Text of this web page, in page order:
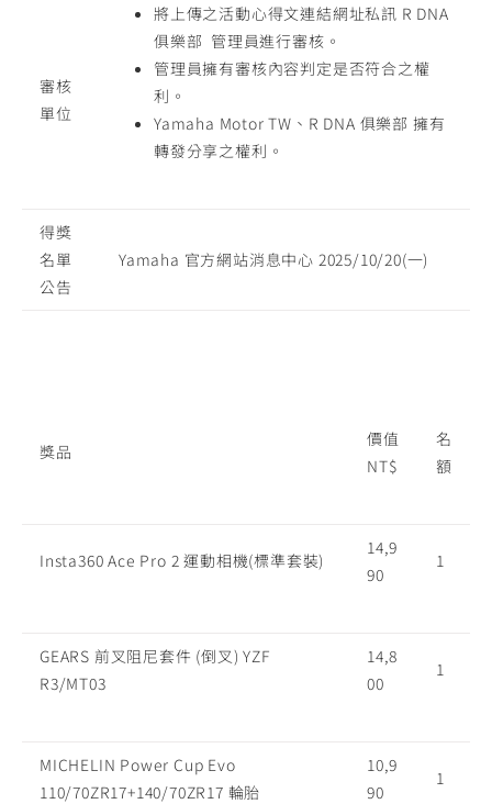
審核
單位
將上傳之活動心得文連結網址私訊 R DNA
俱樂部 管理員進行審核。
管理員擁有審核內容判定是否符合之權
利。
Yamaha Motor TW、R DNA 俱樂部 擁有
轉發分享之權利。
得獎
名單
公告
Yamaha 官方網站消息中心 2025/10/20(一)
獎品
價值
NT$
名
額
Insta360 Ace Pro 2 運動相機(標準套裝)
14,9
90
1
GEARS 前叉阻尼套件 (倒叉) YZF
R3/MT03
14,8
00
1
MICHELIN Power Cup Evo
110/70ZR17+140/70ZR17 輪胎
10,9
90
1